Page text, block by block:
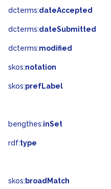
dcterms:dateAccepted
dcterms:dateSubmitted
dcterms:modified
skos:notation
skos:prefLabel
bengthes:inSet
rdf:type
skos: broadMatch